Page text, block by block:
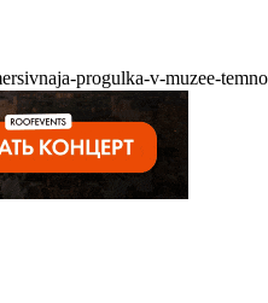
progulka-v-muzee-